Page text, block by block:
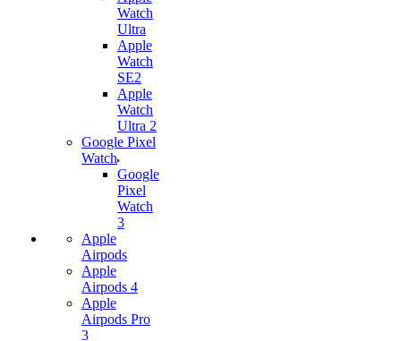
Watch
Ultra
Apple
Watch
SE2
Apple
Watch
Ultra 2
Google Pixel
Watch
Google
Pixel
Watch
3
Apple
Airpods
Apple
Airpods 4
Apple
Airpods Pro
3